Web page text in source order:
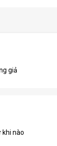
giả
khi nào